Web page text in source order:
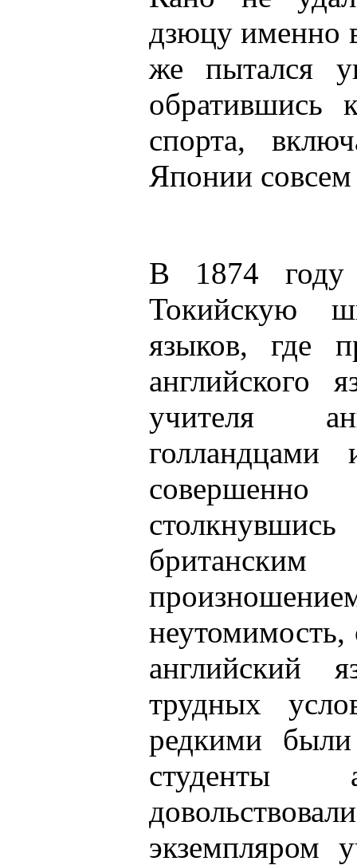
дзюцу именно
же пытался
обратившись
спорта,
Японии совсем
В 1874 году
Токийскую
языков, где
английского
учителя
неутомимость,
английский
трудных
редкими
студенты
экземпляром